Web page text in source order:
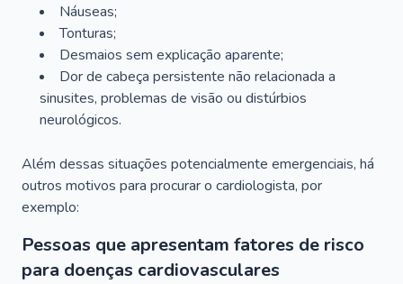
Náuseas;
Tonturas;
Desmaios sem explicação aparente;
Dor de cabeça persistente não relacionada a
sinusites, problemas de visão ou distúrbios
neurológicos.
Além dessas situações potencialmente emergenciais, há
outros motivos para procurar o cardiologista, por
exemplo:
Pessoas que apresentam fatores de risco
para doenças cardiovasculares